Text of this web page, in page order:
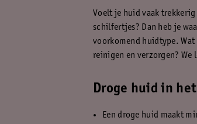
Voelt je huid vaak
schilfertjes? Dan heb je
voorkomend huidtype. Wat
reinigen en verzorgen?
Droge huid in
Een droge huid maakt